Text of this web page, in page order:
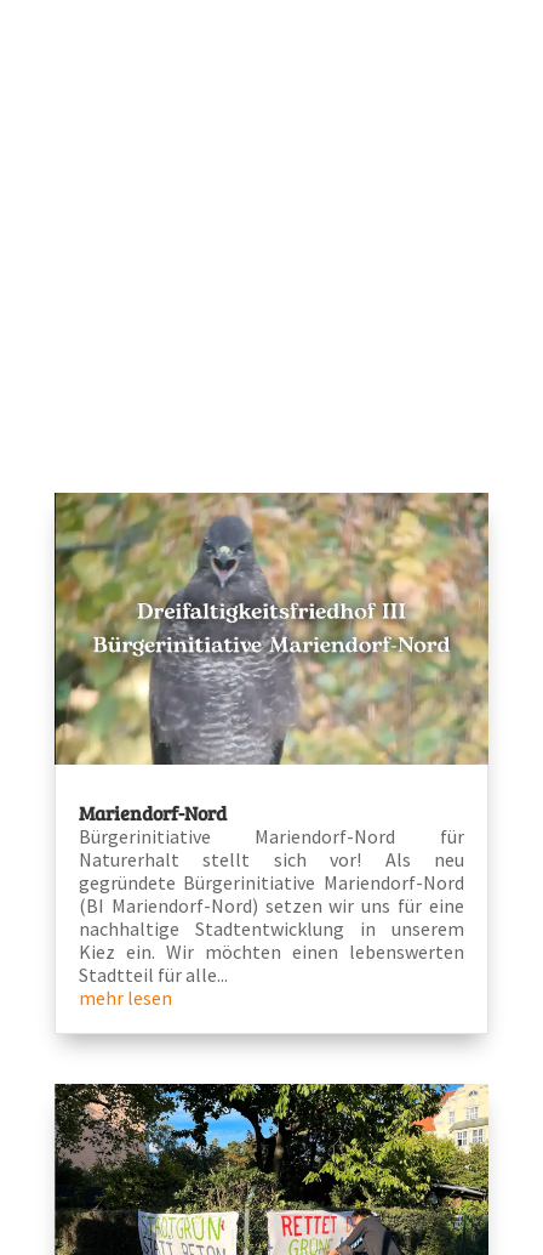
Mariendorf-Nord
Bürgerinitiative Mariendorf-Nord für
Naturerhalt stellt sich vor! Als neu
gegründete Bürgerinitiative Mariendorf-Nord
(BI Mariendorf-Nord) setzen wir uns für eine
nachhaltige Stadtentwicklung in unserem
Kiez ein. Wir möchten einen lebenswerten
Stadtteil für alle...
mehr lesen